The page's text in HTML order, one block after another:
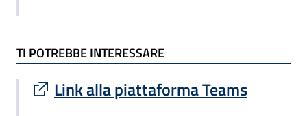
TI POTREBBE INTERESSARE
Link alla piattaforma Teams
Sito esterno : apre una nuova finestra